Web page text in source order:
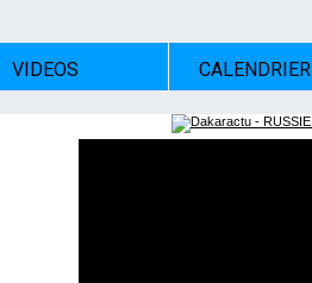
VIDEOS CALENDRIER